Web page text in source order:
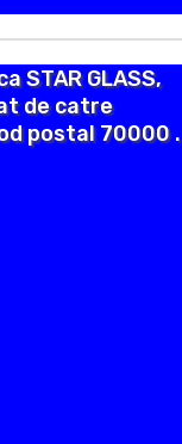
STAR GLASS,
de catre
postal 70000 .